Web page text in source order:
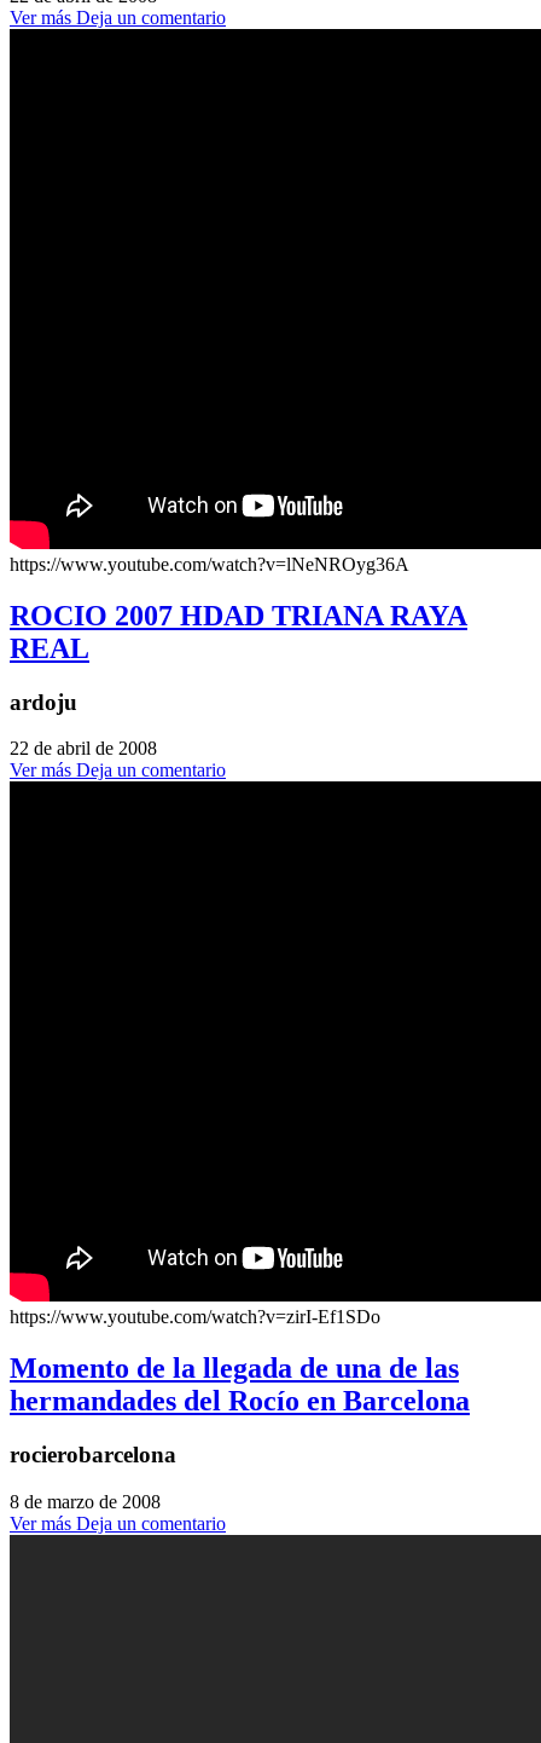
Ver más Deja un comentario
https://www.youtube.com/watch?v=lNeNROyg36A
ROCIO 2007 HDAD TRIANA RAYA
REAL
ardoju
22 de abril de 2008
Ver más Deja un comentario
https://www.youtube.com/watch?v=zirI-Ef1SDo
Momento de la llegada de una de las
hermandades del Rocío en Barcelona
rocierobarcelona
8 de marzo de 2008
Ver más Deja un comentario